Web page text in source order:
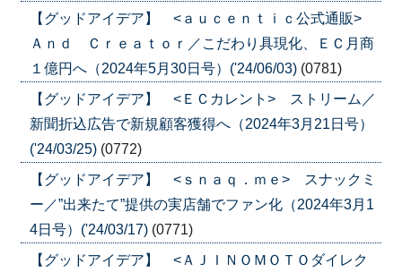
【グッドアイデア】 <ａｕｃｅｎｔｉｃ公式通販>
Ａｎｄ Ｃｒｅａｔｏｒ／こだわり具現化、ＥＣ月商
１億円へ（2024年5月30日号）('24/06/03) (0781)
【グッドアイデア】 <ＥＣカレント> ストリーム／
新聞折込広告で新規顧客獲得へ（2024年3月21日号）
('24/03/25) (0772)
【グッドアイデア】 <ｓｎａｑ．ｍｅ> スナックミ
ー／”出来たて”提供の実店舗でファン化（2024年3月1
4日号）('24/03/17) (0771)
【グッドアイデア】 <ＡＪＩＮＯＭＯＴＯダイレク